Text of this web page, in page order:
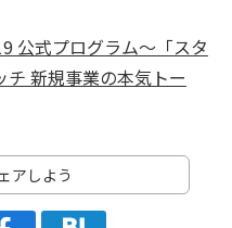
公式プログラム～「スタ
新規事業の本気トー
アしよう